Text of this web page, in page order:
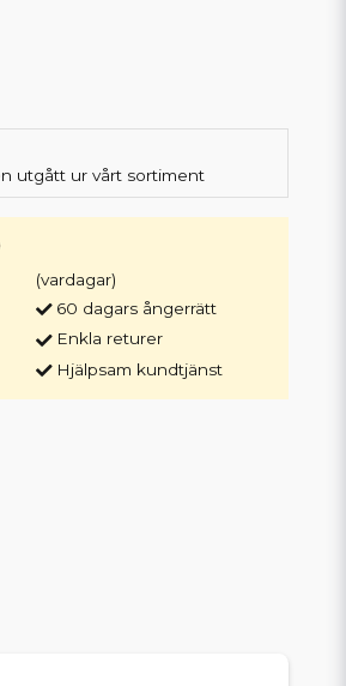
utgått ur vårt sortiment
(vardagar)
60 dagars ångerrätt
Enkla returer
Hjälpsam kundtjänst